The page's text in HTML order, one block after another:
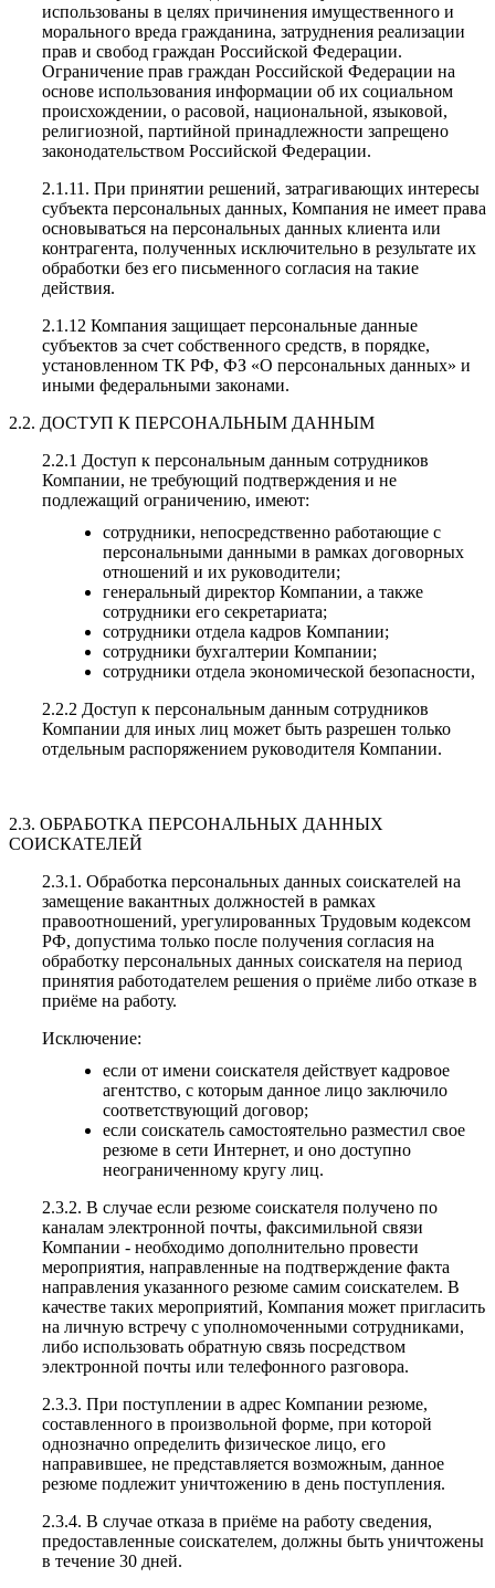
использованы в целях причинения имущественного и
морального вреда гражданина, затруднения реализации
прав и свобод граждан Российской Федерации.
Ограничение прав граждан Российской Федерации на
основе использования информации об их социальном
происхождении, о расовой, национальной, языковой,
религиозной, партийной принадлежности запрещено
законодательством Российской Федерации.
2.1.11. При принятии решений, затрагивающих интересы
субъекта персональных данных, Компания не имеет права
основываться на персональных данных клиента или
контрагента, полученных исключительно в результате их
обработки без его письменного согласия на такие
действия.
2.1.12 Компания защищает персональные данные
субъектов за счет собственного средств, в порядке,
установленном ТК РФ, ФЗ «О персональных данных» и
иными федеральными законами.
2.2. ДОСТУП К ПЕРСОНАЛЬНЫМ ДАННЫМ
2.2.1 Доступ к персональным данным сотрудников
Компании, не требующий подтверждения и не
подлежащий ограничению, имеют:
сотрудники, непосредственно работающие с
персональными данными в рамках договорных
отношений и их руководители;
генеральный директор Компании, а также
сотрудники его секретариата;
сотрудники отдела кадров Компании;
сотрудники бухгалтерии Компании;
сотрудники отдела экономической безопасности,
2.2.2 Доступ к персональным данным сотрудников
Компании для иных лиц может быть разрешен только
отдельным распоряжением руководителя Компании.
2.3. ОБРАБОТКА ПЕРСОНАЛЬНЫХ ДАННЫХ
СОИСКАТЕЛЕЙ
2.3.1. Обработка персональных данных соискателей на
замещение вакантных должностей в рамках
правоотношений, урегулированных Трудовым кодексом
РФ, допустима только после получения согласия на
обработку персональных данных соискателя на период
принятия работодателем решения о приёме либо отказе в
приёме на работу.
Исключение:
если от имени соискателя действует кадровое
агентство, с которым данное лицо заключило
соответствующий договор;
если соискатель самостоятельно разместил свое
резюме в сети Интернет, и оно доступно
неограниченному кругу лиц.
2.3.2. В случае если резюме соискателя получено по
каналам электронной почты, факсимильной связи
Компании - необходимо дополнительно провести
мероприятия, направленные на подтверждение факта
направления указанного резюме самим соискателем. В
качестве таких мероприятий, Компания может пригласить
на личную встречу с уполномоченными сотрудниками,
либо использовать обратную связь посредством
электронной почты или телефонного разговора.
2.3.3. При поступлении в адрес Компании резюме,
составленного в произвольной форме, при которой
однозначно определить физическое лицо, его
направившее, не представляется возможным, данное
резюме подлежит уничтожению в день поступления.
2.3.4. В случае отказа в приёме на работу сведения,
предоставленные соискателем, должны быть уничтожены
в течение 30 дней.